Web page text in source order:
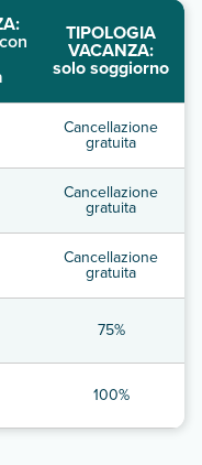
TIPOLOGIA
VACANZA:
solo soggiorno
Cancellazione
gratuita
Cancellazione
gratuita
Cancellazione
gratuita
75%
100%